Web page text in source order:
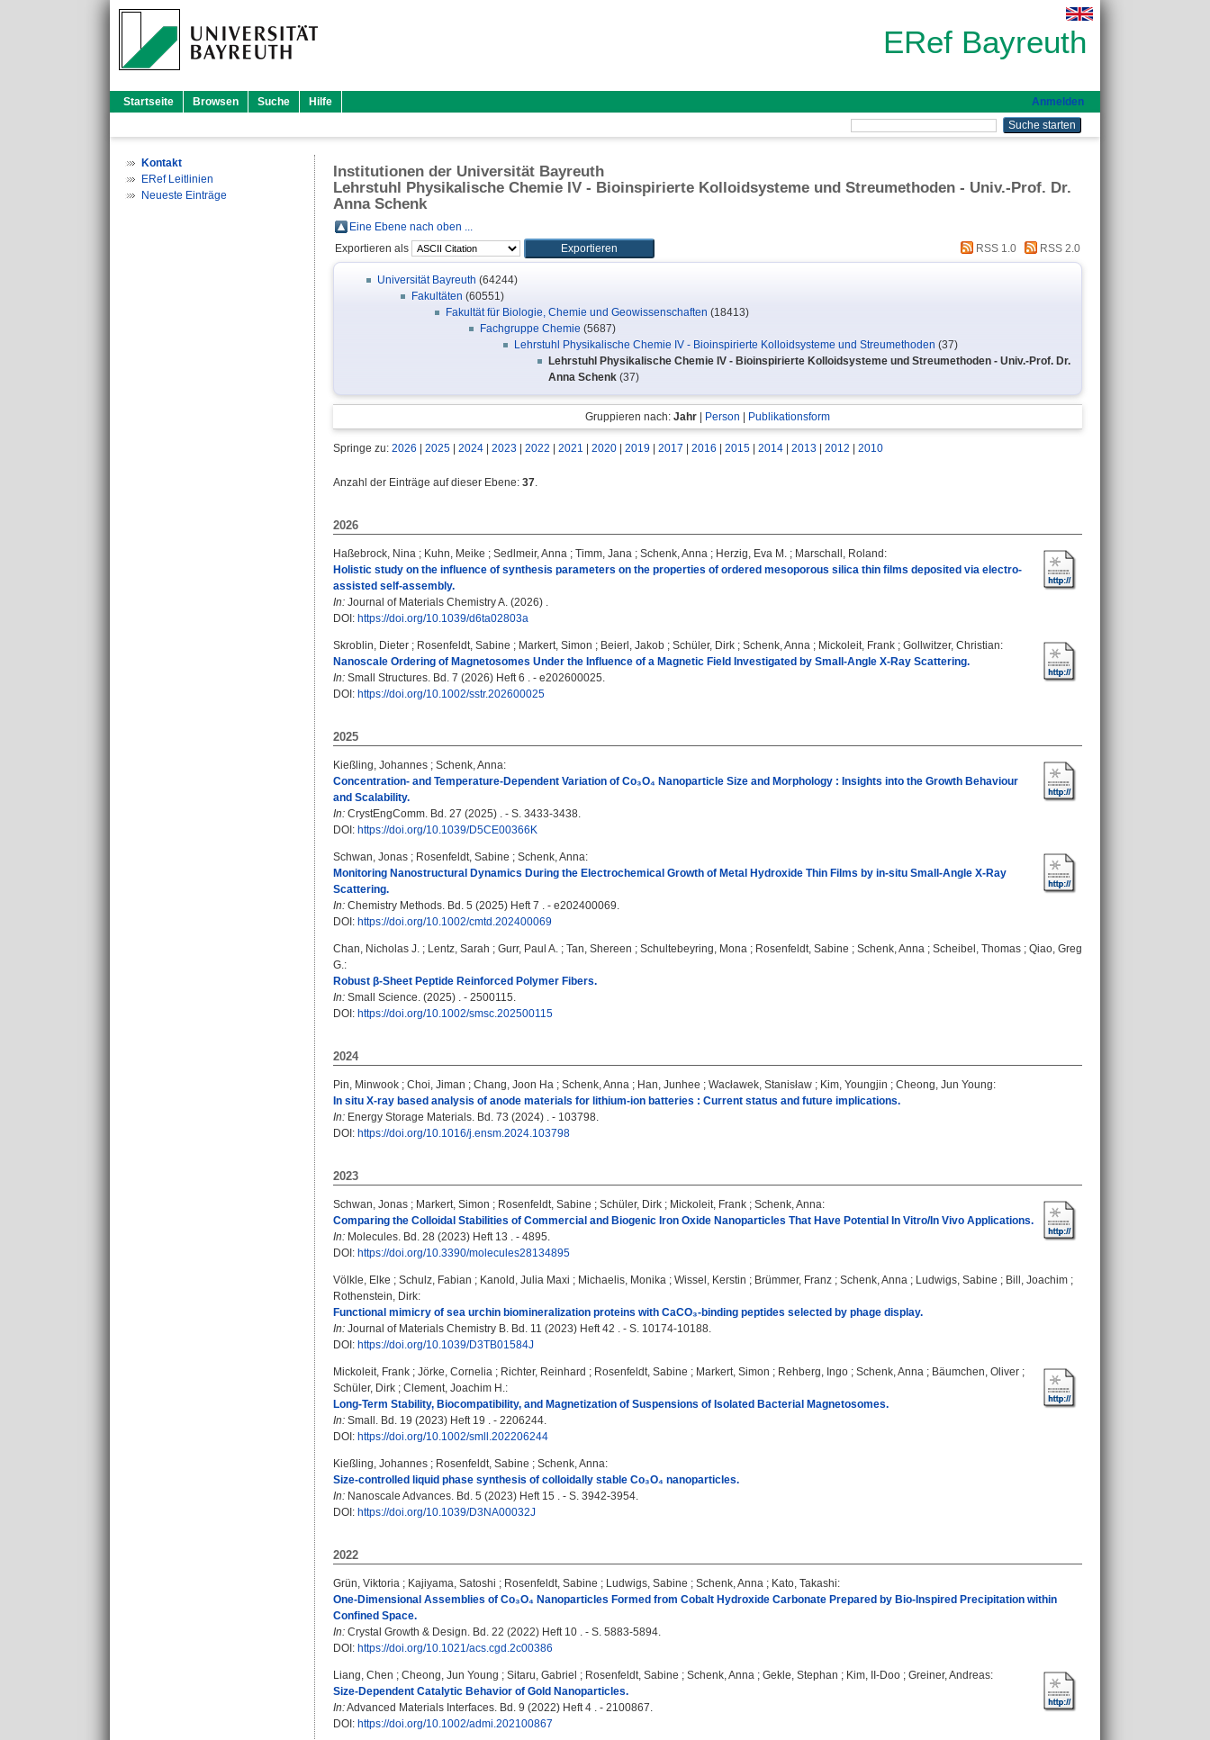
ERef Bayreuth
Startseite Browsen Suche Hilfe Anmelden
Kontakt
ERef Leitlinien
Neueste Einträge
Institutionen der Universität Bayreuth
Lehrstuhl Physikalische Chemie IV - Bioinspirierte Kolloidsysteme und Streumethoden - Univ.-Prof. Dr.
Anna Schenk
Eine Ebene nach oben ...
Exportieren als
RSS 1.0 RSS 2.0
Universität Bayreuth (64244)
Fakultäten (60551)
Fakultät für Biologie, Chemie und Geowissenschaften (18413)
Fachgruppe Chemie (5687)
Lehrstuhl Physikalische Chemie IV - Bioinspirierte Kolloidsysteme und Streumethoden (37)
Lehrstuhl Physikalische Chemie IV - Bioinspirierte Kolloidsysteme und Streumethoden - Univ.-Prof. Dr.
Anna Schenk (37)
Gruppieren nach: Jahr Person Publikationsform
Springe zu: 2026 2025 2024 2023 2022 2021 2020 2019 2017 2016 2015 2014 2013 2012 2010
Anzahl der Einträge auf dieser Ebene: 37.
2026
Haßebrock, Nina ; Kuhn, Meike ; Sedlmeir, Anna ; Timm, Jana ; Schenk, Anna ; Herzig, Eva M. ; Marschall, Roland :
Holistic study on the influence of synthesis parameters on the properties of ordered mesoporous silica thin films deposited via electro-
assisted self-assembly.
In: Journal of Materials Chemistry A. (2026) .
DOI: https://doi.org/10.1039/d6ta02803a
Skroblin, Dieter ; Rosenfeldt, Sabine ; Markert, Simon ; Beierl, Jakob ; Schüler, Dirk ; Schenk, Anna ; Mickoleit, Frank ; Gollwitzer, Christian:
Nanoscale Ordering of Magnetosomes Under the Influence of a Magnetic Field Investigated by Small-Angle X-Ray Scattering.
In: Small Structures. Bd. 7 (2026) Heft 6 . - e202600025.
DOI: https://doi.org/10.1002/sstr.202600025
2025
Kießling, Johannes ; Schenk, Anna:
Concentration- and Temperature-Dependent Variation of Co₃O₄ Nanoparticle Size and Morphology : Insights into the Growth Behaviour
and Scalability.
In: CrystEngComm. Bd. 27 (2025) . - S. 3433-3438.
DOI: https://doi.org/10.1039/D5CE00366K
Schwan, Jonas ; Rosenfeldt, Sabine ; Schenk, Anna:
Monitoring Nanostructural Dynamics During the Electrochemical Growth of Metal Hydroxide Thin Films by in‐situ Small‐Angle X‐Ray
Scattering.
In: Chemistry Methods. Bd. 5 (2025) Heft 7 . - e202400069.
DOI: https://doi.org/10.1002/cmtd.202400069
Chan, Nicholas J. ; Lentz, Sarah ; Gurr, Paul A. ; Tan, Shereen ; Schultebeyring, Mona ; Rosenfeldt, Sabine ; Schenk, Anna ; Scheibel, Thomas ; Qiao, Greg
G.:
Robust β‐Sheet Peptide Reinforced Polymer Fibers.
In: Small Science. (2025) . - 2500115.
DOI: https://doi.org/10.1002/smsc.202500115
2024
Pin, Minwook ; Choi, Jiman ; Chang, Joon Ha ; Schenk, Anna ; Han, Junhee ; Wacławek, Stanisław ; Kim, Youngjin ; Cheong, Jun Young:
In situ X-ray based analysis of anode materials for lithium-ion batteries : Current status and future implications.
In: Energy Storage Materials. Bd. 73 (2024) . - 103798.
DOI: https://doi.org/10.1016/j.ensm.2024.103798
2023
Schwan, Jonas ; Markert, Simon ; Rosenfeldt, Sabine ; Schüler, Dirk ; Mickoleit, Frank ; Schenk, Anna:
Comparing the Colloidal Stabilities of Commercial and Biogenic Iron Oxide Nanoparticles That Have Potential In Vitro/In Vivo Applications.
In: Molecules. Bd. 28 (2023) Heft 13 . - 4895.
DOI: https://doi.org/10.3390/molecules28134895
Völkle, Elke ; Schulz, Fabian ; Kanold, Julia Maxi ; Michaelis, Monika ; Wissel, Kerstin ; Brümmer, Franz ; Schenk, Anna ; Ludwigs, Sabine ; Bill, Joachim ;
Rothenstein, Dirk:
Functional mimicry of sea urchin biomineralization proteins with CaCO₃-binding peptides selected by phage display.
In: Journal of Materials Chemistry B. Bd. 11 (2023) Heft 42 . - S. 10174-10188.
DOI: https://doi.org/10.1039/D3TB01584J
Mickoleit, Frank ; Jörke, Cornelia ; Richter, Reinhard ; Rosenfeldt, Sabine ; Markert, Simon ; Rehberg, Ingo ; Schenk, Anna ; Bäumchen, Oliver ;
Schüler, Dirk ; Clement, Joachim H.:
Long‐Term Stability, Biocompatibility, and Magnetization of Suspensions of Isolated Bacterial Magnetosomes.
In: Small. Bd. 19 (2023) Heft 19 . - 2206244.
DOI: https://doi.org/10.1002/smll.202206244
Kießling, Johannes ; Rosenfeldt, Sabine ; Schenk, Anna:
Size-controlled liquid phase synthesis of colloidally stable Co₃O₄ nanoparticles.
In: Nanoscale Advances. Bd. 5 (2023) Heft 15 . - S. 3942-3954.
DOI: https://doi.org/10.1039/D3NA00032J
2022
Grün, Viktoria ; Kajiyama, Satoshi ; Rosenfeldt, Sabine ; Ludwigs, Sabine ; Schenk, Anna ; Kato, Takashi:
One-Dimensional Assemblies of Co₃O₄ Nanoparticles Formed from Cobalt Hydroxide Carbonate Prepared by Bio-Inspired Precipitation within
Confined Space.
In: Crystal Growth & Design. Bd. 22 (2022) Heft 10 . - S. 5883-5894.
DOI: https://doi.org/10.1021/acs.cgd.2c00386
Liang, Chen ; Cheong, Jun Young ; Sitaru, Gabriel ; Rosenfeldt, Sabine ; Schenk, Anna ; Gekle, Stephan ; Kim, II‐Doo ; Greiner, Andreas:
Size‐Dependent Catalytic Behavior of Gold Nanoparticles.
In:Advanced Materials Interfaces. Bd. 9 (2022) Heft 4 . - 2100867.
DOI: https://doi.org/10.1002/admi.202100867